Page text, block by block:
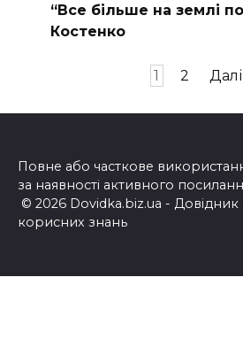
“Все більше на землі
Костенко
1 2 Далі
Повне або часткове
за наявності активного
© 2026 Dovidka.biz.ua - Довідник
корисних знань